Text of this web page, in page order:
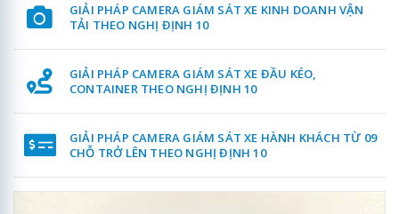
GIẢI PHÁP CAMERA GIÁM SÁT XE KINH DOANH VẬN
TẢI THEO NGHỊ ĐỊNH 10
GIẢI PHÁP CAMERA GIÁM SÁT XE ĐẦU KÉO,
CONTAINER THEO NGHỊ ĐỊNH 10
GIẢI PHÁP CAMERA GIÁM SÁT XE HÀNH KHÁCH TỪ 09
CHỖ TRỞ LÊN THEO NGHỊ ĐỊNH 10